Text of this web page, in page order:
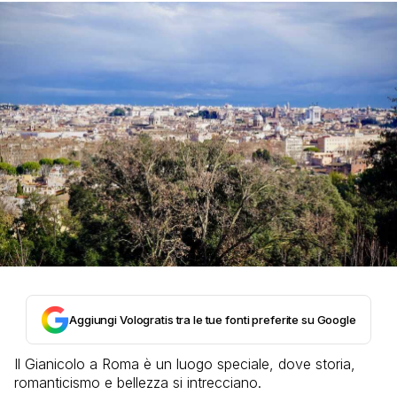
Aggiungi Vologratis tra le tue fonti preferite su Google
Il Gianicolo a Roma è un luogo speciale, dove storia,
romanticismo e bellezza si intrecciano.